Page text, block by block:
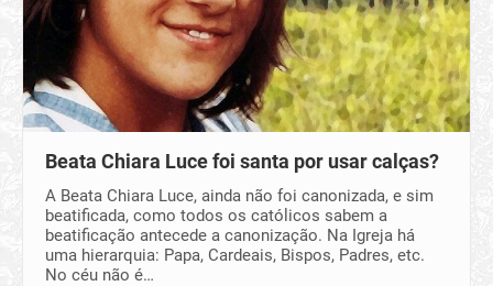
Beata Chiara Luce foi santa por usar calças?
A Beata Chiara Luce, ainda não foi canonizada, e sim
beatificada, como todos os católicos sabem a
beatificação antecede a canonização. Na Igreja há
uma hierarquia: Papa, Cardeais, Bispos, Padres, etc.
No céu não é…